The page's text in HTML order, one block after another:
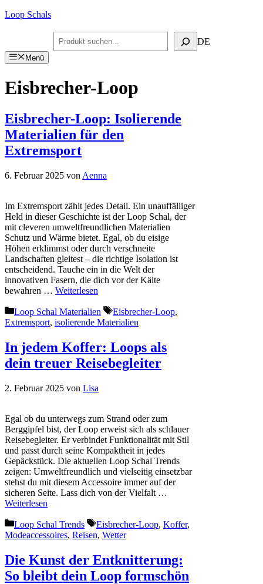
Zum
Loop Schals
Suchen DE
Menü
Eisbrecher-Loop
Eisbrecher-Loop: Isolierende
Materialien für den
Extremsport
6. Februar 2025 von Aenna
Im Extremsport zählt jedes Detail. Ein unauffälliger
Held in dieser Geschichte ist der Loop Schal, der
mit cleveren umweltfreundlichen Materialien
Schutz und Wärme bietet. Egal, ob du eisige
Höhen erklimmst oder durch verschneite
Landschaften gleitest – die richtige Isolation ist
entscheidend. Tauche ein in die Welt der
innovativen Fasern, die dich vor der Kälte
bewahren … Weiterlesen
Kategorien
Loop Schal Materialien Schlagwörter
Eisbrecher-Loop,
Extremsport, isolierende Materialien
In jedem Koffer: Loops als
dein treuer Reisebegleiter
2. Februar 2025 von Lisa
Egal ob du unterwegs zum Strand oder zum
Berggipfel bist, der Loop erweist sich als schlauer
Reisebegleiter. Er verbindet Funktionalität mit Stil
und passt durch seine Kompaktheit in jedes
Gepäckstück. Die aktuellen Loop Schal Trends
zeigen: Umweltfreundlich und vielseitig einsetzbar
stehst du mit diesem Accessoire immer auf der
sicheren Seite. Lass dich von der Vielfalt …
Weiterlesen
Kategorien
Loop Schal Trends Schlagwörter
Eisbrecher-Loop, Koffer,
Modeaccessoires, Reisen, Wetter
Die Kunst der Entknitterung:
So bleibt dein Loop formschön